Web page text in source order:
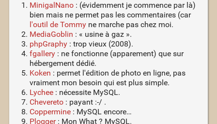
MinigalNano: (évidemment je commence par là)
bien mais ne permet pas les commentaires (car
l'outil de Tommyne marche pas chez moi.
MediaGoblin : « usine à gaz ».
phpGraphy: trop vieux (2008).
fgallery: ne fonctionne (apparement) que sur
hébergement dédié.
Koken : permet l'édition de photo en ligne, pas
vraiment mon besoin qui est plus simple.
Lychee: nécessite MySQL.
Chevereto: payant :-/ .
Coppermine: MySQL encore…
Plogger: Mon What ? MySQL.